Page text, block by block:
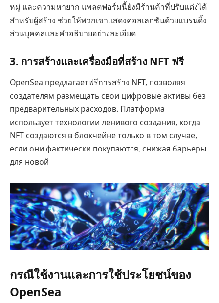
หมู่ และความหายาก แพลตฟอร์มนี้ยังมีร้านค้าที่ปรับแต่งได้
สำหรับผู้สร้าง ช่วยให้พวกเขาแสดงคอลเลกชันด้วยแบรนดิ้ง
ส่วนบุคคลและคำอธิบายอย่างละเอียด
3. การสร้างและเครื่องมือที่สร้าง NFT ฟรี
OpenSea предлагаетฟรีการสร้าง NFT, позволяя
создателям размещать свои цифровые активы без
предварительных расходов. Платформа
использует технологии ленивого создания, когда
NFT создаются в блокчейне только в том случае,
если они фактически покупаются, снижая барьеры
для новой
กรณีใช้งานและการใช้ประโยชน์ของ
OpenSea